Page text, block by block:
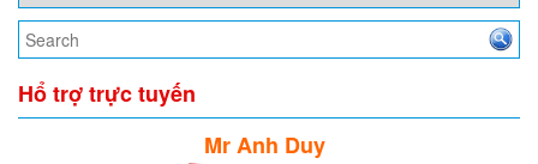
Hổ trợ trực tuyến
Mr Anh Duy